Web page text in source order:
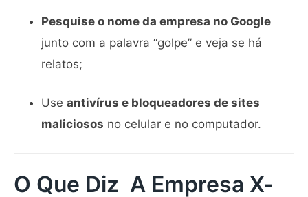
Pesquise o nome da empresa no Google
junto com a palavra “golpe” e veja se há
relatos;
Use antivírus e bloqueadores de sites
maliciosos no celular e no computador.
O Que Diz A Empresa X-